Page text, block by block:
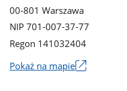
00-801 Warszawa
NIP 701-007-37-77
Regon 141032404
Pokaż na mapie